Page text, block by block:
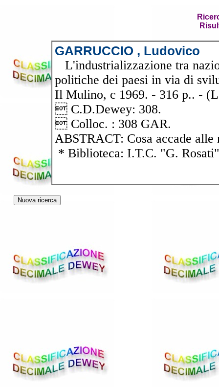
GARRUCCIO , Ludovico
L'industrializzazione tra
politiche dei paesi in via di
Il Mulino, c 1969. - 316 p.. -
 C.D.Dewey: 308.
 Colloc. : 308 GAR.
ABSTRACT: Cosa accade
* Biblioteca: I.T.C. "G. Rosati"